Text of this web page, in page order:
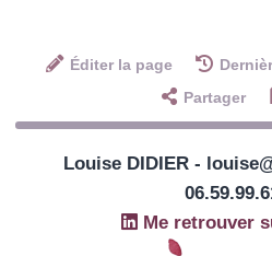
Éditer la page
Partager
Louise DIDIER -
Me retrouver